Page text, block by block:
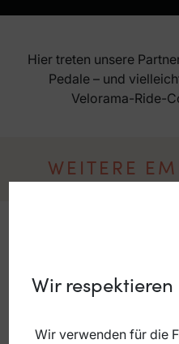
Hier treten unsere
Pedale – und
Velorama-Ride-
WEITERE
Wir
Wir verwenden für die